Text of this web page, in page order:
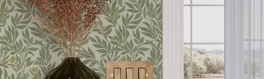
Доступни материјали
Стандард
4472.42 2683 .45RSD/m²